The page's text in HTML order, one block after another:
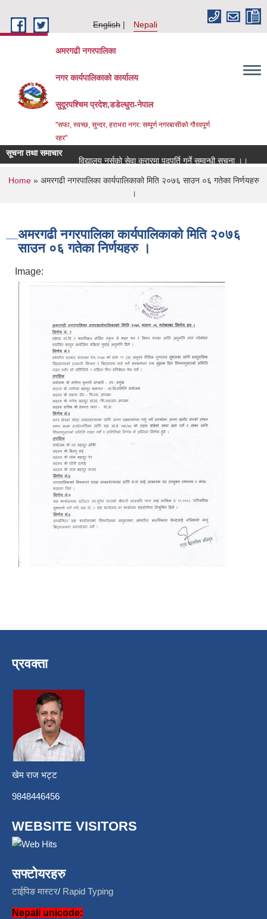
English
Nepali
अमरगढी नगरपालिका
नगर कार्यपालिकाको कार्यालय
सुदूरपश्चिम प्रदेश,डडेल्धुरा-नेपाल
"सफा, स्वच्छ, सुन्दर, हराभरा नगर: सम्पूर्ण नगरबासीको गौरवपूर्ण
रहर"
सूचना तथा समाचार
विद्यालय नर्सको सेवा करारमा पदपूर्ति गर्ने सम्वन्धी सूचना ।।
You are here
Home» अमरगढी नगरपालिका कार्यपालिकाको मिति २०७६ साउन ०६ गतेका निर्णयहरु
।
अमरगढी नगरपालिका कार्यपालिकाको मिति २०७६
साउन ०६ गतेका निर्णयहरु ।
Image:
प्रवक्ता
खेम राज भट्ट
9848446456
WEBSITE VISITORS
सफ्टोयरहरु
टाईपिङ मास्टर/ Rapid Typing
Nepali unicode: